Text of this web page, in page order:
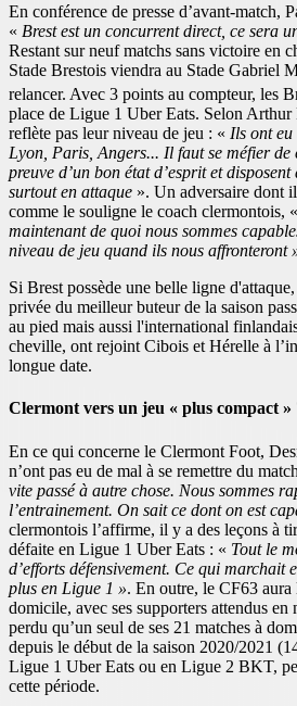
En conférence de presse d’avant-match,
« Brest est un concurrent direct, ce sera
Restant sur neuf matchs sans victoire en
Stade Brestois viendra au Stade Gabriel
relancer. Avec 3 points au compteur, les
place de Ligue 1 Uber Eats. Selon Arthur
reflète pas leur niveau de jeu : « Ils ont
Lyon, Paris, Angers... Il faut se méfier de
preuve d’un bon état d’esprit et
surtout en attaque ». Un adversaire dont
comme le souligne le coach clermontois, «
maintenant de quoi nous sommes
niveau de jeu quand ils nous affronteront
Si Brest possède une belle ligne
privée du meilleur buteur de la saison
au pied mais aussi l'international
cheville, ont rejoint Cibois et Hérelle à
longue date.
Clermont vers un jeu « plus compact »
En ce qui concerne le Clermont Foot,
n’ont pas eu de mal à se remettre du
vite passé à autre chose. Nous sommes
l’entrainement. On sait ce dont on est
clermontois l’affirme, il y a des leçons à
défaite en Ligue 1 Uber Eats : « Tout le
d’efforts défensivement. Ce qui marchait
plus en Ligue 1 ». En outre, le CF63 aura
domicile, avec ses supporters attendus en
perdu qu’un seul de ses 21 matches à
depuis le début de la saison 2020/2021
Ligue 1 Uber Eats ou en Ligue 2 BKT,
cette période.